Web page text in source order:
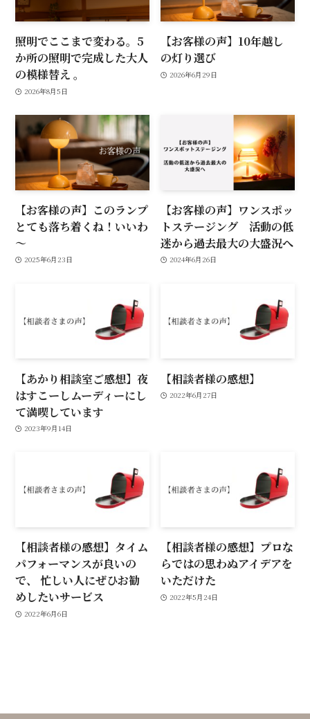
照明でここまで変わる。5
か所の照明で完成した大人
の模様替え 。
2026年8月5日
【お客様の声】10年越し
の灯り選び
2026年6月29日
【お客様の声】このランプ
とても落ち着くね！いいわ
～
2025年6月23日
【お客様の声】ワンスポッ
トステージング 活動の低
迷から過去最大の大盛況へ
2024年6月26日
【あかり相談室ご感想】夜
はすこーしムーディーにし
て満喫しています
2023年9月14日
【相談者様の感想】
2022年6月27日
【相談者様の感想】タイム
パフォーマンスが良いの
で、 忙しい人にぜひお勧
めしたいサービス
2022年6月6日
【相談者様の感想】プロな
らではの思わぬアイデアを
いただけた
2022年5月24日